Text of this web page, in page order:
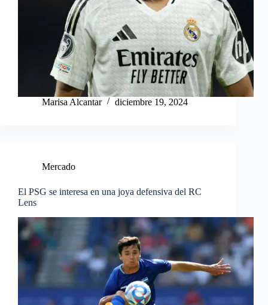
Marisa Alcantar diciembre 19, 2024
Mercado
El PSG se interesa en una joya defensiva del RC
Lens